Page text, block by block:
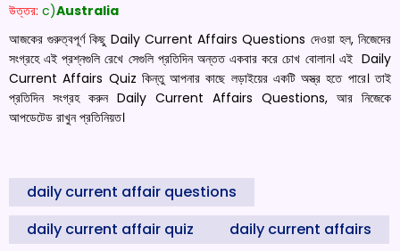
উত্তর: c)Australia
আজকের গুরুত্বপূর্ণ কিছু Daily Current Affairs Questions দেওয়া হল, নিজেদের
সংগ্রহে এই প্রশ্নগুলি রেখে সেগুলি প্রতিদিন অন্তত একবার করে চোখ বোলান। এই Daily
Current Affairs Quiz কিন্তু আপনার কাছে লড়াইয়ের একটি অস্ত্র হতে পারে। তাই
প্রতিদিন সংগ্রহ করুন Daily Current Affairs Questions, আর নিজেকে
আপডেটেড রাখুন প্রতিনিয়ত।
daily current affair questions
daily current affair quiz
daily current affairs